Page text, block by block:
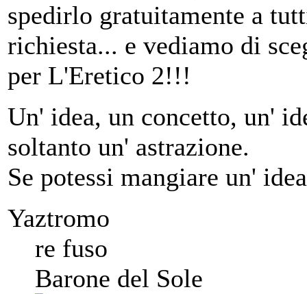
spedirlo gratuitamente a
richiesta... e vediamo di
per L'Eretico 2!!!
Un' idea, un concetto, un'
soltanto un' astrazione.
Se potessi mangiare un'
Yaztromo
re fuso
Barone del Sole